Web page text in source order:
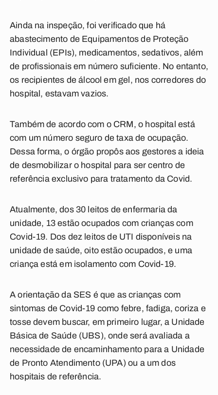
Ainda na inspeção, foi verificado que há
abastecimento de Equipamentos de Proteção
Individual (EPIs), medicamentos, sedativos, além
de profissionais em número suficiente. No entanto,
os recipientes de álcool em gel, nos corredores do
hospital, estavam vazios.
Também de acordo com o CRM, o hospital está
com um número seguro de taxa de ocupação.
Dessa forma, o órgão propôs aos gestores a ideia
de desmobilizar o hospital para ser centro de
referência exclusivo para tratamento da Covid.
Atualmente, dos 30 leitos de enfermaria da
unidade, 13 estão ocupados com crianças com
Covid-19. Dos dez leitos de UTI disponíveis na
unidade de saúde, oito estão ocupados, e uma
criança está em isolamento com Covid-19.
A orientação da SES é que as crianças com
sintomas de Covid-19 como febre, fadiga, coriza e
tosse devem buscar, em primeiro lugar, a Unidade
Básica de Saúde (UBS), onde será avaliada a
necessidade de encaminhamento para a Unidade
de Pronto Atendimento (UPA) ou a um dos
hospitais de referência.